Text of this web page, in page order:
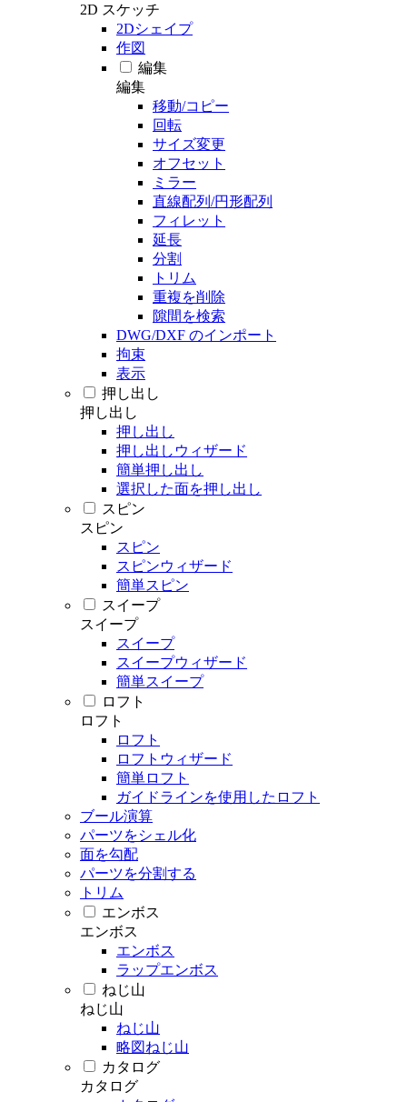
2D スケッチ
2Dシェイプ
作図
編集
編集
移動/コピー
回転
サイズ変更
オフセット
ミラー
直線配列/円形配列
フィレット
延長
分割
トリム
重複を削除
隙間を検索
DWG/DXF のインポート
拘束
表示
押し出し
押し出し
押し出し
押し出しウィザード
簡単押し出し
選択した面を押し出し
スピン
スピン
スピン
スピンウィザード
簡単スピン
スイープ
スイープ
スイープ
スイープウィザード
簡単スイープ
ロフト
ロフト
ロフト
ロフトウィザード
簡単ロフト
ガイドラインを使用したロフト
ブール演算
パーツをシェル化
面を勾配
パーツを分割する
トリム
エンボス
エンボス
エンボス
ラップエンボス
ねじ山
ねじ山
ねじ山
略図ねじ山
カタログ
カタログ